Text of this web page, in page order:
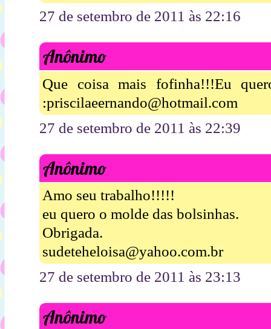
27 de setembro de 2011 às 22:16
Anônimo
Que coisa mais fofinha!!!Eu
:priscilaeernando@hotmail.com
27 de setembro de 2011 às 22:39
Anônimo
Amo seu trabalho!!!!!
eu quero o molde das bolsinhas.
Obrigada.
sudeteheloisa@yahoo.com.br
27 de setembro de 2011 às 23:13
Anônimo